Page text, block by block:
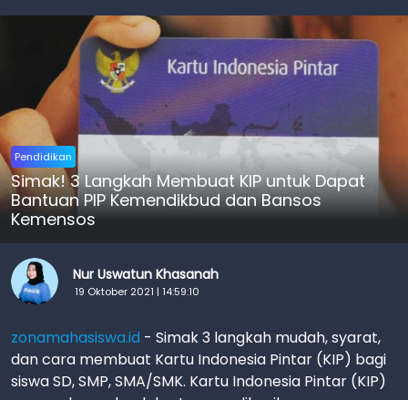
Pendidikan
Simak! 3 Langkah Membuat KIP untuk Dapat
Bantuan PIP Kemendikbud dan Bansos
Kemensos
Nur Uswatun Khasanah
19 Oktober 2021 | 14:59:10
zonamahasiswa.id - Simak 3 langkah mudah, syarat,
dan cara membuat Kartu Indonesia Pintar (KIP) bagi
siswa SD, SMP, SMA/SMK. Kartu Indonesia Pintar (KIP)